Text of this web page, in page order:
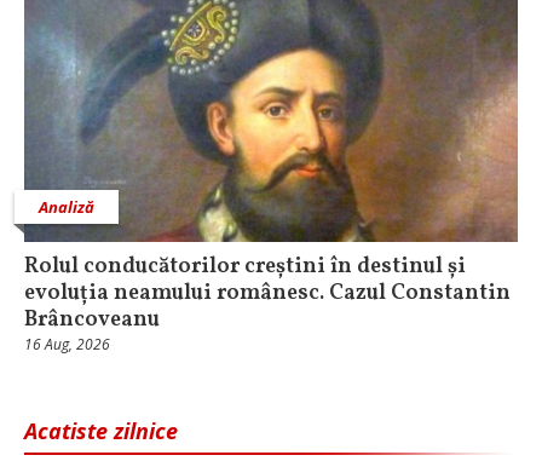
Analiză
Rolul conducătorilor creștini în destinul și
evoluția neamului românesc. Cazul Constantin
Brâncoveanu
16 Aug, 2026
Acatiste zilnice